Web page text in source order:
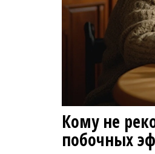
Кому не
побочных